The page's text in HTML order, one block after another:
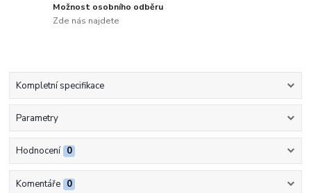
Možnost osobního odběru
Zde nás najdete
Kompletní specifikace
Parametry
Hodnocení 0
Komentáře 0